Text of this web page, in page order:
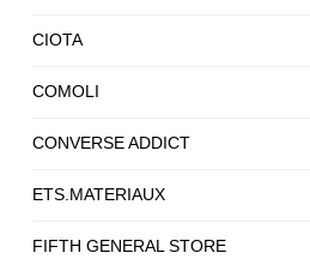
CIOTA
COMOLI
CONVERSE ADDICT
ETS.MATERIAUX
FIFTH GENERAL STORE